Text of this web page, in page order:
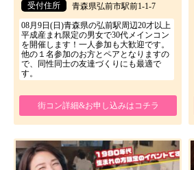
受付住所
青森県弘前市駅前1-1-7
08月9日(日)青森県の弘前駅周辺20才以上
平成産まれ限定の男女で30代メインコン
を開催します！一人参加も大歓迎です。
他の１名参加のお方とペアとなりますの
で、同性同士の友達づくりにも最適で
す。
街コン詳細&お申し込みはコチラ